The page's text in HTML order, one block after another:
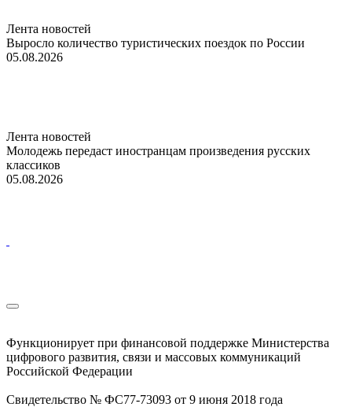
Лента новостей
Выросло количество туристических поездок по России
05.08.2026
Лента новостей
Молодежь передаст иностранцам произведения русских
классиков
05.08.2026
Функционирует при финансовой поддержке Министерства
цифрового развития, связи и массовых коммуникаций
Российской Федерации
Свидетельство № ФС77-73093 от 9 июня 2018 года